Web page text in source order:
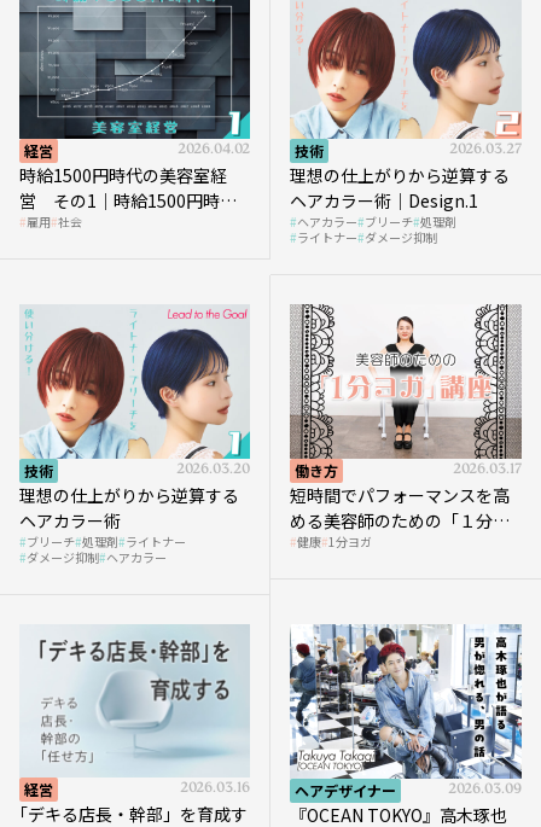
経営 2026.04.02
時給1500円時代の美容室経
営 その1｜時給1500円時代
へ向かう社会的背景
雇用 社会
技術 2026.03.27
理想の仕上がりから逆算する
ヘアカラー術｜Design.1
ヘアカラー ブリーチ 処理剤
ライトナー ダメージ抑制
技術 2026.03.20
理想の仕上がりから逆算する
ヘアカラー術
ブリーチ 処理剤 ライトナー
ダメージ抑制 ヘアカラー
働き方 2026.03.17
短時間でパフォーマンスを高
める美容師のための「１分ヨ
ガ」講座｜実践編
健康 1分ヨガ
経営 2026.03.16
｢デキる店長・幹部」を育成す
ヘアデザイナー 2026.03.09
『OCEAN TOKYO』高木琢也